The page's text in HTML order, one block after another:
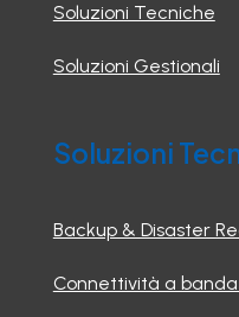
Soluzioni Tecniche
Soluzioni Gestionali
Soluzioni
Backup & Disaster
Connettività a